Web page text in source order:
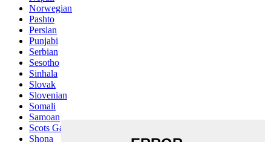
Norwegian
Pashto
Persian
Punjabi
Serbian
Sesotho
Sinhala
Slovak
Slovenian
Somali
Samoan
Scots Gaelic
Shona